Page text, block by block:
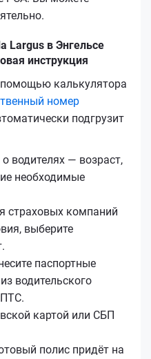
Largus в Энгельсе
инструкция
помощью калькулятора
номер
подгрузит
водителях — возраст,
необходимые
страховых компаний
выберите
паспортные
водительского
картой или СБП
полис придёт на